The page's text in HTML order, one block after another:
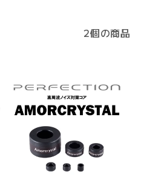
2個の商品